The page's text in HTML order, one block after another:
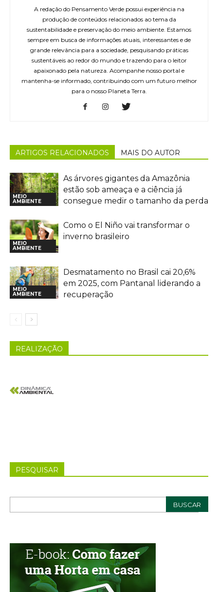
A redação do Pensamento Verde possui experiência na
produção de conteúdos relacionados ao tema da
sustentabilidade e preservação do meio ambiente. Estamos
sempre em busca de informações atuais, interessantes e de
grande relevância para a sociedade, pesquisando práticas
sustentáveis ao redor do mundo e trazendo para o leitor
apaixonado pela natureza. Acompanhe nosso portal e
mantenha-se informado, contribuindo com um futuro melhor
para o nosso Planeta Terra.
ARTIGOS RELACIONADOS MAIS DO AUTOR
MEIO
AMBIENTE
As árvores gigantes da Amazônia
estão sob ameaça e a ciência já
consegue medir o tamanho da perda
MEIO
AMBIENTE
Como o El Niño vai transformar o
inverno brasileiro
MEIO
AMBIENTE
Desmatamento no Brasil cai 20,6%
em 2025, com Pantanal liderando a
recuperação
REALIZAÇÃO
PESQUISAR